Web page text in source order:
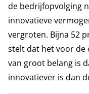
de bedrijfopvolging
innovatieve
vergroten. Bijna 52
stelt dat het voor
van groot belang is
innovatiever is dan